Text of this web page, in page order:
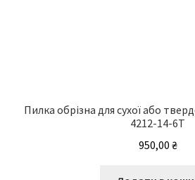
Пилка обрізна для сухої або
4212-14-6T
950,00 ₴